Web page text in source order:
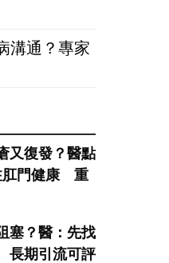
溝通？專家
又復發？醫點
肛門健康 重
塞？醫：先找
長期引流可評